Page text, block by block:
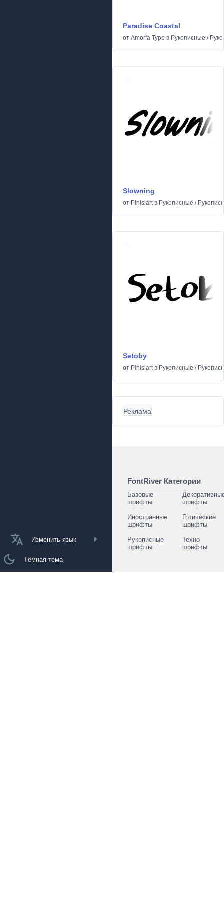
Изменить язык
Тёмная тема
Paradise Coastal
от Amorfa Type в Рукописные /
Slowning
от Pinisiartв Рукописные /
Setoby
от Pinisiartв Рукописные /
Реклама
FontRiver Категории
Базовые
шрифты
шрифты
Иностранные
шрифты
Готические
шрифты
Рукописные
шрифты
Техно
шрифты